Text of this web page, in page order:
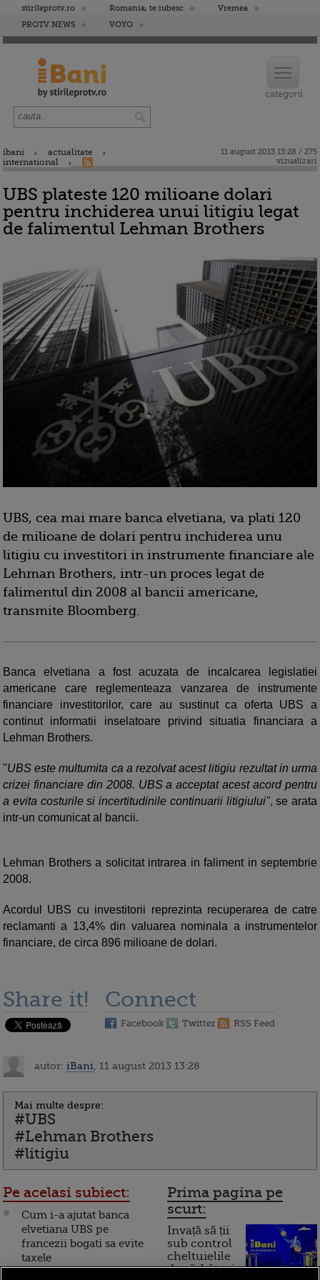
stirileprotv.ro Romania, te iubesc
Vremea
PROTV NEWS
VOYO
ibani
actualitate
international
11 august 2013 13:28 / 275
vizualizari
UBS plateste 120 milioane dolari
pentru inchiderea unui litigiu legat
de falimentul Lehman Brothers
UBS, cea mai mare banca elvetiana, va plati 120
de milioane de dolari pentru inchiderea unu
litigiu cu investitori in instrumente financiare ale
Lehman Brothers, intr-un proces legat de
falimentul din 2008 al bancii americane,
transmite Bloomberg.
Banca elvetiana a fost acuzata de incalcarea legislatiei
americane care reglementeaza vanzarea de instrumente
financiare investitorilor, care au sustinut ca oferta UBS a
continut informatii inselatoare privind situatia financiara a
Lehman Brothers.
"UBS este multumita ca a rezolvat acest litigiu rezultat in urma
crizei financiare din 2008. UBS a acceptat acest acord pentru
a evita costurile si incertitudinile continuarii litigiului", se arata
intr-un comunicat al bancii.
Lehman Brothers a solicitat intrarea in faliment in septembrie
2008.
Acordul UBS cu investitorii reprezinta recuperarea de catre
reclamanti a 13,4% din valuarea nominala a instrumentelor
financiare, de circa 896 milioane de dolari.
Share it! Connect
Facebook Twitter RSS Feed
autor: iBani , 11 august 2013 13:28
Mai multe despre:
#UBS
#Lehman Brothers
#litigiu
Pe acelasi subiect:
Cum i-a ajutat banca
elvetiana UBS pe
francezii bogati sa evite
taxele
Prima pagina pe
scurt:
Invață să ții
sub control
cheltuielile
de sărbători.